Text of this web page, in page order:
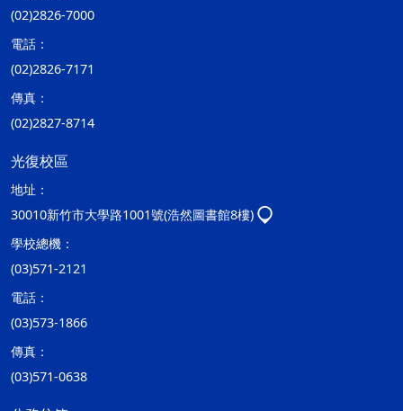
(02)2826-7000
電話：
(02)2826-7171
傳真：
(02)2827-8714
光復校區
地址：
30010新竹市大學路1001號(浩然圖書館8樓)
學校總機：
(03)571-2121
電話：
(03)573-1866
傳真：
(03)571-0638